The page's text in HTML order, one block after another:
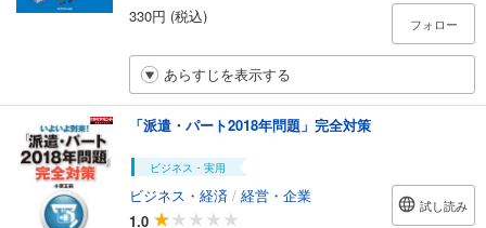
330円 (税込)
フォロー
あらすじを表示する
「派遣・パート2018年問題」完全対策
ビジネス・実用
ビジネス・経済 / 経営・企業
1.0
試し読み